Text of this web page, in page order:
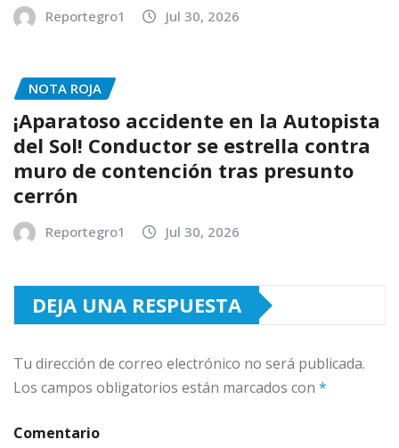
Reportegro1 Jul 30, 2026
NOTA ROJA
¡Aparatoso accidente en la Autopista
del Sol! Conductor se estrella contra
muro de contención tras presunto
cerrón
Reportegro1 Jul 30, 2026
DEJA UNA RESPUESTA
Tu dirección de correo electrónico no será publicada.
Los campos obligatorios están marcados con *
Comentario